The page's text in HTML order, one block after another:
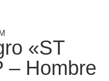
«ST
– Hombre